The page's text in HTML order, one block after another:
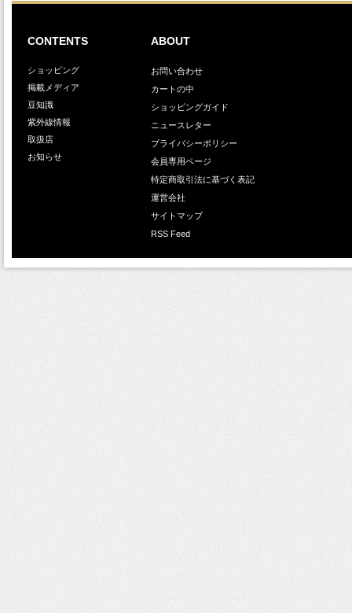
CONTENTS
ショッピング
掲載メディア
豆知識
紫外線情報
取扱店
お知らせ
ABOUT
お問い合わせ
カートの中
ショッピングガイド
ニュースレター
プライバシーポリシー
会員専用ページ
特定商取引法に基づく表記
運営会社
サイトマップ
RSS Feed